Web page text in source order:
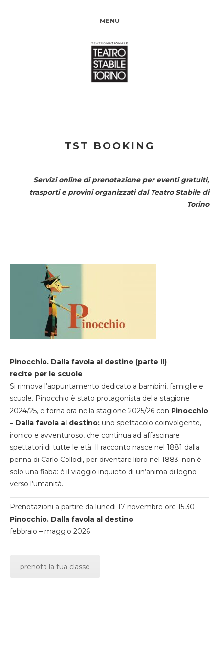
MENU
TST BOOKING
Servizi online di prenotazione per eventi gratuiti,
trasporti e provini organizzati dal Teatro Stabile di
Torino
Pinocchio. Dalla favola al destino (parte II)
recite per le scuole
Si rinnova l’appuntamento dedicato a bambini, famiglie e
scuole. Pinocchio è stato protagonista della stagione
2024/25, e torna ora nella stagione 2025/26 con Pinocchio
– Dalla favola al destino: uno spettacolo coinvolgente,
ironico e avventuroso, che continua ad affascinare
spettatori di tutte le età. Il racconto nasce nel 1881 dalla
penna di Carlo Collodi, per diventare libro nel 1883. non è
solo una fiaba: è il viaggio inquieto di un’anima di legno
verso l’umanità.
Prenotazioni a partire da lunedi 17 novembre ore 15.30
Pinocchio. Dalla favola al destino
febbraio – maggio 2026
prenota la tua classe